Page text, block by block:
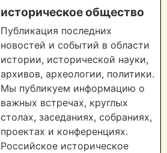
историческое общество
Публикация последних
новостей и событий в области
истории, исторической науки,
архивов, археологии, политики.
Мы публикуем информацию о
важных встречах, круглых
столах, заседаниях, собраниях,
проектах и конференциях.
Российское историческое